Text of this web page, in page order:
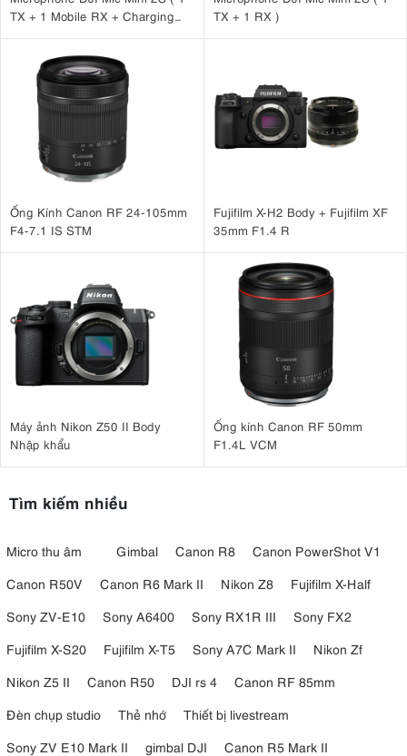
TX + 1 Mobile RX + Charging
TX + 1 RX )
Ống Kính Canon RF 24-105mm
F4-7.1 IS STM
Fujifilm X-H2 Body + Fujifilm XF
35mm F1.4 R
Máy ảnh Nikon Z50 II Body
Nhập khẩu
Ống kính Canon RF 50mm
F1.4L VCM
Tìm kiếm nhiều
Micro thu âm Gimbal Canon R8
Canon PowerShot V1
Canon R50V
Canon R6 Mark II Nikon Z8
Fujifilm X-Half
Sony ZV-E10
Sony A6400 Sony RX1R III
Sony FX2
Fujifilm X-S20
Fujifilm X-T5 Sony A7C Mark II
Nikon Zf
Nikon Z5 II
Canon R50 DJI rs 4
Canon RF 85mm
Đèn chụp studio
Thẻ nhớ
Thiết bị livestream
Sony ZV E10 Mark II
gimbal DJI
Canon R5 Mark II